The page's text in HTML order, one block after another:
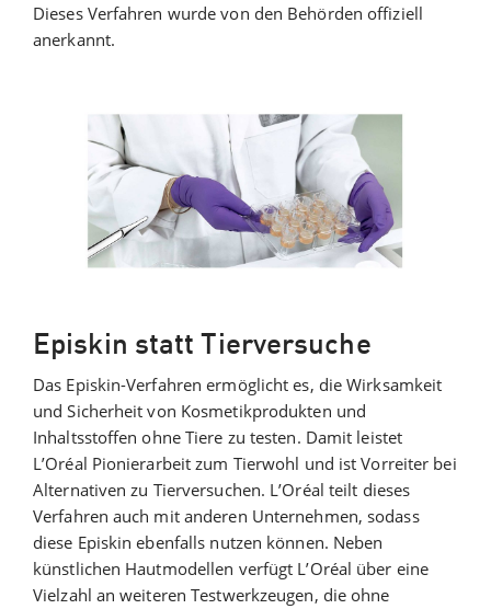
Dieses Verfahren wurde von den Behörden offiziell
anerkannt.
Episkin statt Tierversuche
Das Episkin-Verfahren ermöglicht es, die Wirksamkeit
und Sicherheit von Kosmetikprodukten und
Inhaltsstoffen ohne Tiere zu testen. Damit leistet
L’Oréal Pionierarbeit zum Tierwohl und ist Vorreiter bei
Alternativen zu Tierversuchen. L’Oréal teilt dieses
Verfahren auch mit anderen Unternehmen, sodass
diese Episkin ebenfalls nutzen können. Neben
künstlichen Hautmodellen verfügt L’Oréal über eine
Vielzahl an weiteren Testwerkzeugen, die ohne